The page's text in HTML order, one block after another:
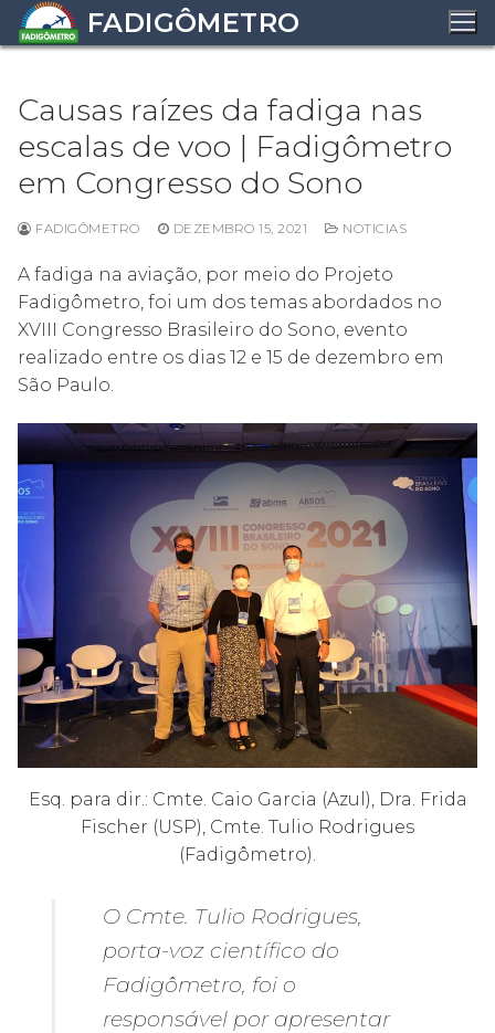
Pular
para
conteúdo
FADIGÔMETRO
Causas raízes da fadiga nas
escalas de voo | Fadigômetro
em Congresso do Sono
FADIGÔMETRO DEZEMBRO 15, 2021 NOTICIAS
A fadiga na aviação, por meio do Projeto
Fadigômetro, foi um dos temas abordados no
XVIII Congresso Brasileiro do Sono, evento
realizado entre os dias 12 e 15 de dezembro em
São Paulo.
Esq. para dir.: Cmte. Caio Garcia (Azul), Dra. Frida
Fischer (USP), Cmte. Tulio Rodrigues
(Fadigômetro).
O Cmte. Tulio Rodrigues,
porta-voz científico do
Fadigômetro, foi o
responsável por apresentar